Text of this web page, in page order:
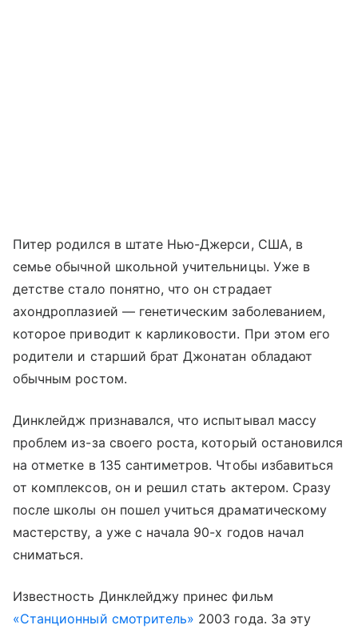
Питер родился в штате Нью-Джерси, США, в
семье обычной школьной учительницы. Уже в
детстве стало понятно, что он страдает
ахондроплазией — генетическим заболеванием,
которое приводит к карликовости. При этом его
родители и старший брат Джонатан обладают
обычным ростом.
Динклейдж признавался, что испытывал массу
проблем из-за своего роста, который остановился
на отметке в 135 сантиметров. Чтобы избавиться
от комплексов, он и решил стать актером. Сразу
после школы он пошел учиться драматическому
мастерству, а уже с начала 90-х годов начал
сниматься.
Известность Динклейджу принес фильм
«Станционный смотритель» 2003 года. За эту